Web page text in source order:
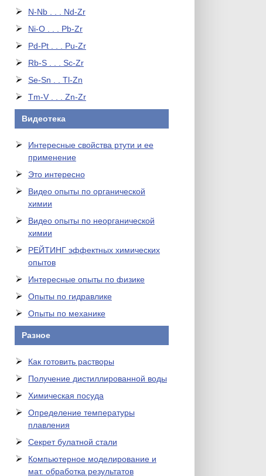
N-Nb . . . Nd-Zr
Ni-O . . . Pb-Zr
Pd-Pt . . . Pu-Zr
Rb-S . . . Sc-Zr
Se-Sn . . Tl-Zn
Tm-V . . . Zn-Zr
Видеотека
Интересные свойства ртути и ее
применение
Это интересно
Видео опыты по органической
химии
Видео опыты по неорганической
химии
РЕЙТИНГ эффектных химических
опытов
Интересные опыты по физике
Опыты по гидравлике
Опыты по механике
Разное
Как готовить растворы
Получение дистиллированной воды
Химическая посуда
Определение температуры
плавления
Секрет булатной стали
Компьютерное моделирование и
мат. обработка результатов